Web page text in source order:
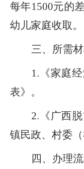
每年1500元的
幼儿家庭收取。
三、所需材
1. 《家庭
表》。
2. 《广西
镇民政、村委
四、办理流